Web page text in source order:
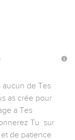
aucun de Tes
as crée pour
a Tes
Tu  sur
de patience